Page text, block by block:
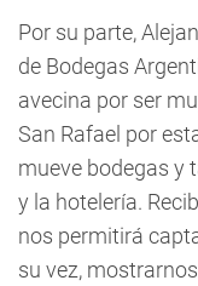
Por su parte,
de Bodegas
avecina por ser
San Rafael por
mueve bodegas y
y la hotelería.
nos permitirá
su vez,